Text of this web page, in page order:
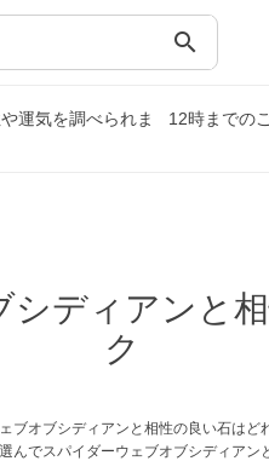
search
運気を調べられま
12時までの
ディアンと
ク
ブオブシディアンと相性の良い石はど
んでスパイダーウェブオブシディアン